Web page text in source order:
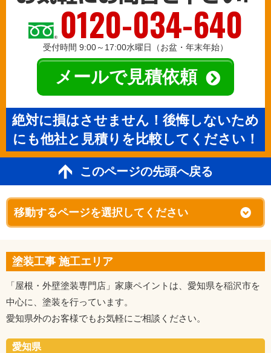
0120-034-640
受付時間 9:00～17:00水曜日（お盆・年末年始）
メールで見積依頼
絶対に損はさせません！後悔しないため
にも他社と見積りを比較してください！
このページの先頭へ戻る
塗装工事 施工エリア
「屋根・外壁塗装専門店」家康ペイントは、愛知県を稲沢市を
中心に、塗装を行っています。
愛知県外のお客様でもお気軽にご相談ください。
愛知県